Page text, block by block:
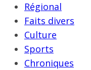
Régional
Faits divers
Culture
Sports
Chroniques